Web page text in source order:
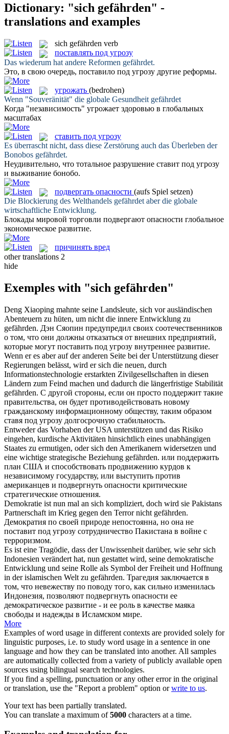
Dictionary: "sich gefährden" -
translations and examples
sich gefährden verb
поставлять под угрозу
Das wiederum hat andere Reformen gefährdet.
Это, в свою очередь, поставило под угрозу другие реформы.
угрожать (bedrohen)
Wenn "Souveränität" die globale Gesundheit gefährdet
Когда "независимость" угрожает здоровью в глобальных
масштабах
ставить под угрозу
Es überrascht nicht, dass diese Zerstörung auch das Überleben der
Bonobos gefährdet.
Неудивительно, что тотальное разрушение ставит под угрозу
и выживание бонобо.
подвергать опасности (aufs Spiel setzen)
Die Blockierung des Welthandels gefährdetaber die globale
wirtschaftliche Entwicklung.
Блокады мировой торговли подвергают опасности глобальное
экономическое развитие.
причинять вред
other translations 2
hide
Exemples with "sich gefährden"
Deng Xiaoping mahnte seine Landsleute, sich vor ausländischen
Abenteuern zu hüten, um nicht die innere Entwicklung zu
gefährden. Дэн Сяопин предупредил своих соотечественников
о том, что они должны отказаться от внешних предприятий,
которые могут поставить под угрозу внутреннее развитие.
Wenn er es aber auf der anderen Seite bei der Unterstützung dieser
Regierungen belässt, wird ersich die neuen, durch
Informationstechnologie erstarkten Zivilgesellschaften in diesen
Ländern zum Feind machen und dadurch die längerfristige Stabilität
gefährden. С другой стороны, если он просто поддержит такие
правительства, он будет противодействовать новому
гражданскому информационному обществу, таким образом
ставя под угрозу долгосрочную стабильность.
Entweder das Vorhaben der USA unterstützen und das Risiko
eingehen, kurdische Aktivitäten hinsichtlich eines unabhängigen
Staates zu ermutigen, odersich den Amerikanern widersetzen und
eine wichtige strategische Beziehung gefährden. или поддержить
план США и способствовать продвижению курдов к
независимому государству, или выступить против
американцев и подвергнуть опасности критические
стратегические отношения.
Demokratie ist nun mal an sich kompliziert, doch wird sie Pakistans
Partnerschaft im Krieg gegen den Terror nicht gefährden.
Демократия по своей природе непостоянна, но она не
поставит под угрозу сотрудничество Пакистана в войне с
терроризмом.
Es ist eine Tragödie, dass der Unwissenheit darüber, wie sehrsich
Indonesien verändert hat, nun gestattet wird, seine demokratische
Entwicklung und seine Rolle als Symbol der Freiheit und Hoffnung
in der islamischen Welt zu gefährden. Трагедия заключается в
том, что невежеству по поводу того, как сильно изменилась
Индонезия, позволяют подвергнуть опасности ее
демократическое развитие - и ее роль в качестве маяка
свободы и надежды в Исламском мире.
More
Examples of word usage in different contexts are provided solely for
linguistic purposes, i.e. to study word usage in a sentence in one
language and how they can be translated into another. All samples
are automatically collected from a variety of publicly available open
sources using bilingual search technologies.
If you find a spelling, punctuation or any other error in the original
or translation, use the "Report a problem" option orwrite to us.
Your text has been partially translated.
You can translate a maximum of5000 characters at a time.